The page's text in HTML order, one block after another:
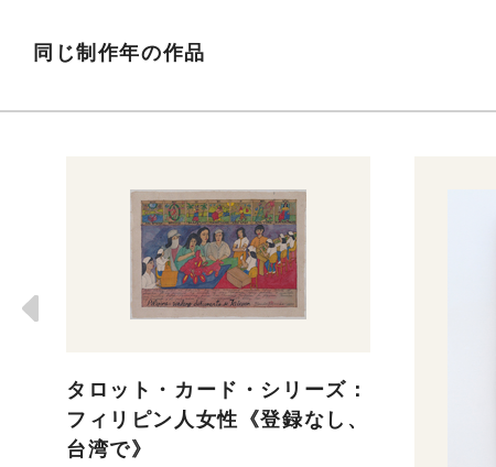
同じ制作年の作品
タロット・カード・シリーズ：
フィリピン人女性《登録なし、
台湾で》